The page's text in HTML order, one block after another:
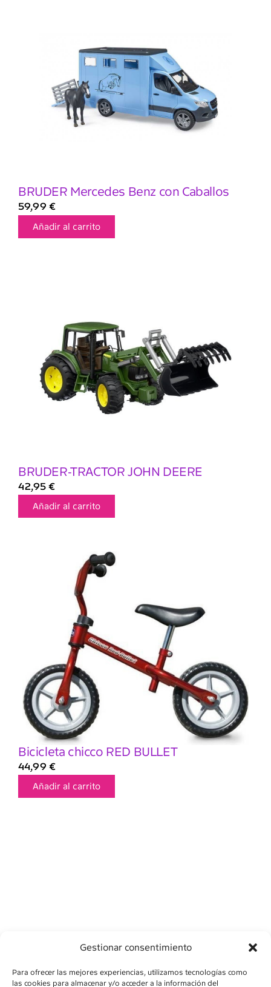
Gestionar consentimiento
Para ofrecer las mejores experiencias, utilizamos tecnologías como
las cookies para almacenar y/o acceder a la información del
BRUDER Mercedes Benz con Caballos
59,99 €
Añadir al carrito
BRUDER-TRACTOR JOHN DEERE
42,95 €
Añadir al carrito
Bicicleta chicco RED BULLET
44,99 €
Añadir al carrito